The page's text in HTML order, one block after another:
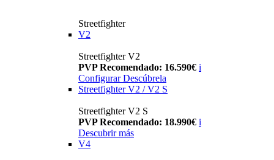
Streetfighter
V2
Streetfighter V2
PVP Recomendado: 16.590€ i
Configurar Descúbrela
Streetfighter V2 / V2 S
Streetfighter V2 S
PVP Recomendado: 18.990€ i
Descubrir más
V4